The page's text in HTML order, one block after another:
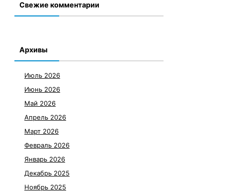
Свежие комментарии
Архивы
Июль 2026
Июнь 2026
Май 2026
Апрель 2026
Март 2026
Февраль 2026
Январь 2026
Декабрь 2025
Ноябрь 2025